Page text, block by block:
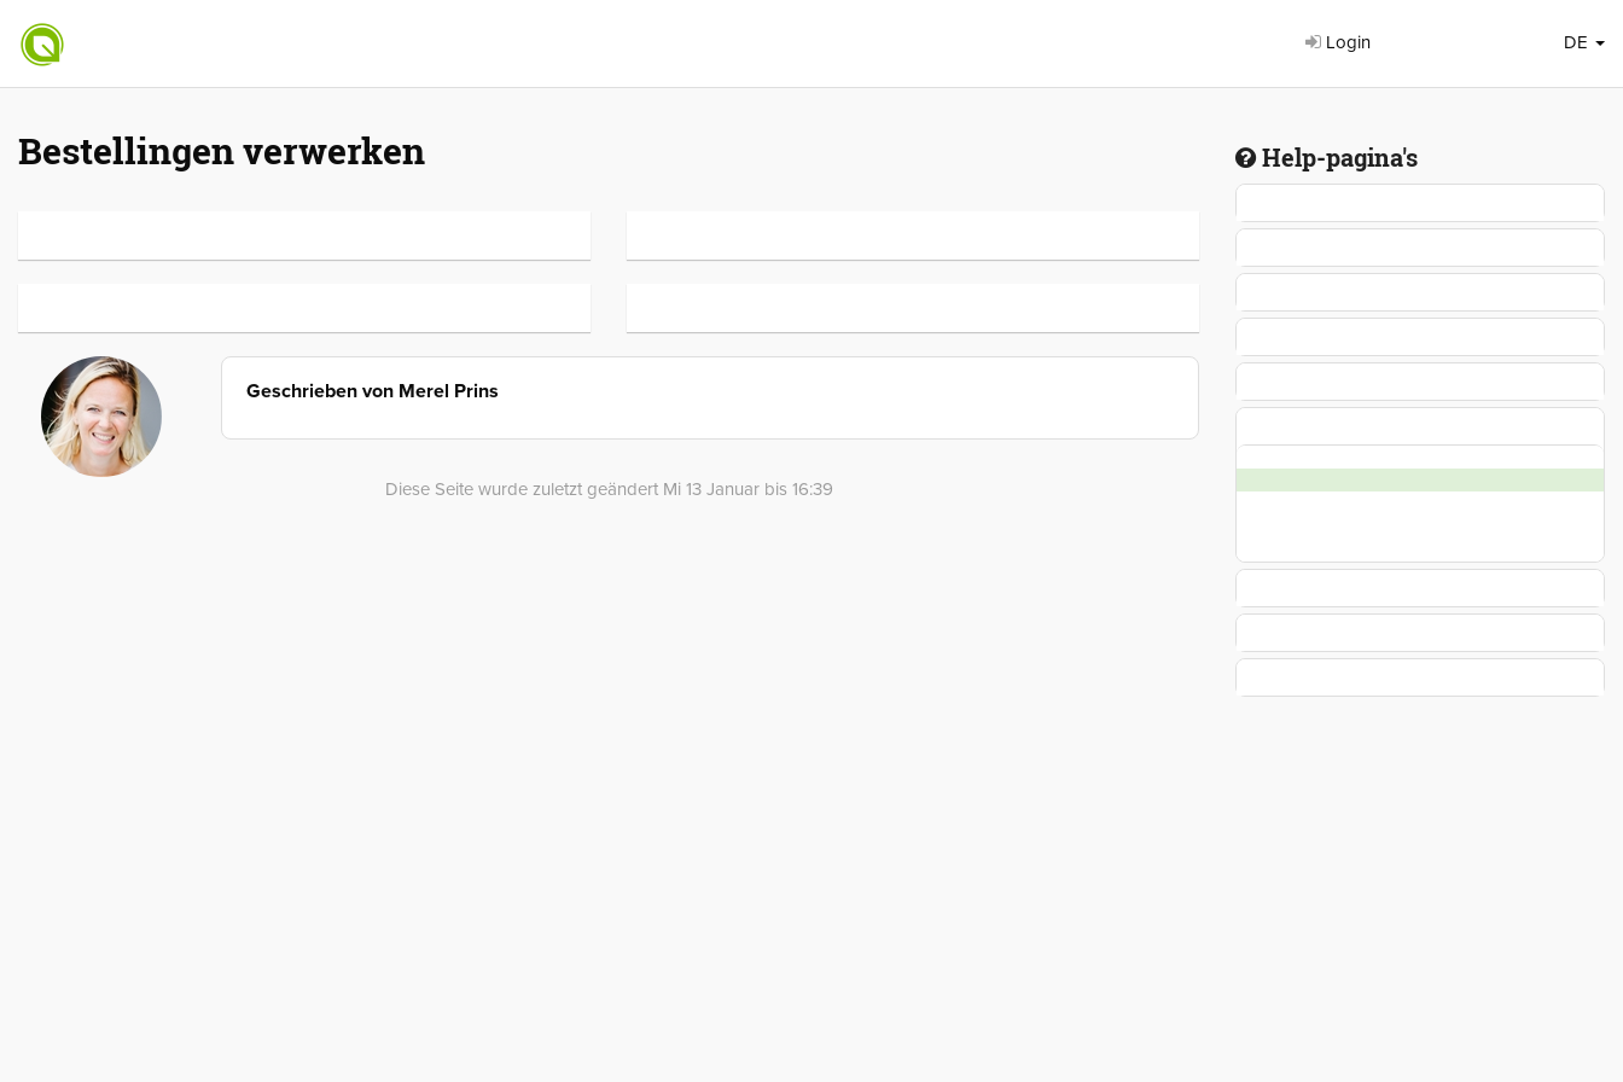
Login DE
Bestellingen verwerken
Geschrieben von Merel Prins
Diese Seite wurde zuletzt geändert Mi 13 Januar bis 16:39
Help-pagina's